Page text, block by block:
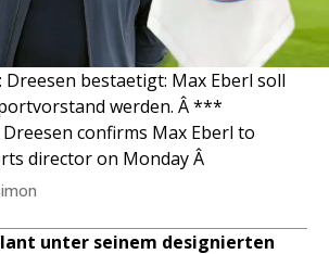
Dreesen bestaetigt: Max Eberl soll
werden. Â ***
Dreesen confirms Max Eberl to
director on Monday Â
unter seinem designierten